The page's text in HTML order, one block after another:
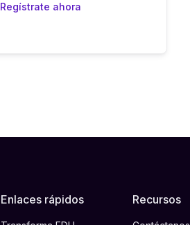
Regístrate ahora
Enlaces rápidos Recursos